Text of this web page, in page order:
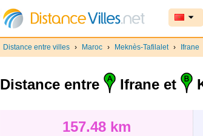
Distance entre villes › Maroc › Meknès-Tafilalet › Ifrane
Distance entre Ifrane et
157.48 km